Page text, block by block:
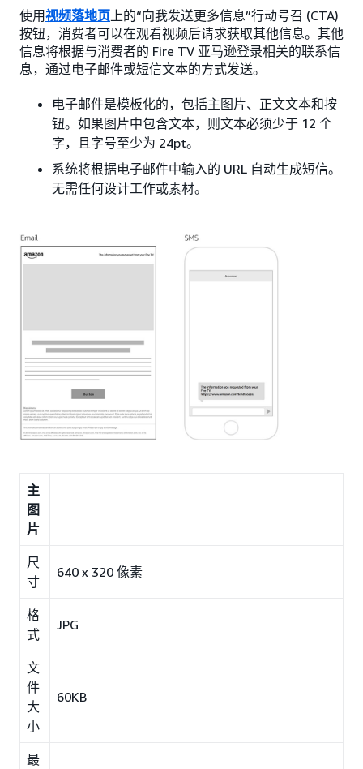
使用视频落地页 上的“向我发送更多信息”行动号召 (CTA)
按钮，消费者可以在观看视频后请求获取其他信息。其他
信息将根据与消费者的 Fire TV 亚马逊登录相关的联系信
息，通过电子邮件或短信文本的方式发送。
电子邮件是模板化的，包括主图片、正文文本和按
钮。如果图片中包含文本，则文本必须少于 12 个
字，且字号至少为 24pt。
系统将根据电子邮件中输入的 URL 自动生成短信。
无需任何设计工作或素材。
主
图
片
尺
寸
640 x 320 像素
格
式
JPG
文
件
大
小
60KB
最